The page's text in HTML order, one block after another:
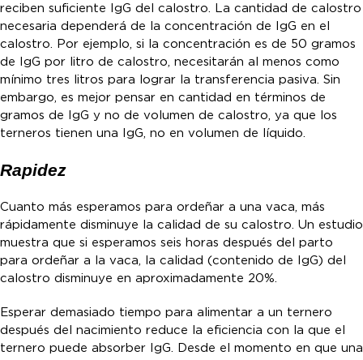
reciben suficiente IgG del calostro. La cantidad de calostro
necesaria dependerá de la concentración de IgG en el
calostro. Por ejemplo, si la concentración es de 50 gramos
de IgG por litro de calostro, necesitarán al menos como
mínimo tres litros para lograr la transferencia pasiva. Sin
embargo, es mejor pensar en cantidad en términos de
gramos de IgG y no de volumen de calostro, ya que los
terneros tienen una IgG, no en volumen de líquido.
Rapidez
Cuanto más esperamos para ordeñar a una vaca, más
rápidamente disminuye la calidad de su calostro. Un estudio
muestra que si esperamos seis horas después del parto
para ordeñar a la vaca, la calidad (contenido de IgG) del
calostro disminuye en aproximadamente 20%.
Esperar demasiado tiempo para alimentar a un ternero
después del nacimiento reduce la eficiencia con la que el
ternero puede absorber IgG. Desde el momento en que una